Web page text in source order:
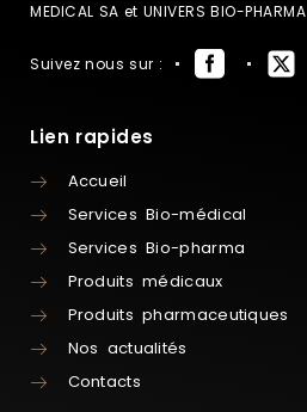
MEDICAL SA et UNIVERS BIO-PHARMA
Suivez nous sur :
Lien rapides
Accueil
Services Bio-médical
Services Bio-pharma
Produits médicaux
Produits pharmaceutiques
Nos actualités
Contacts